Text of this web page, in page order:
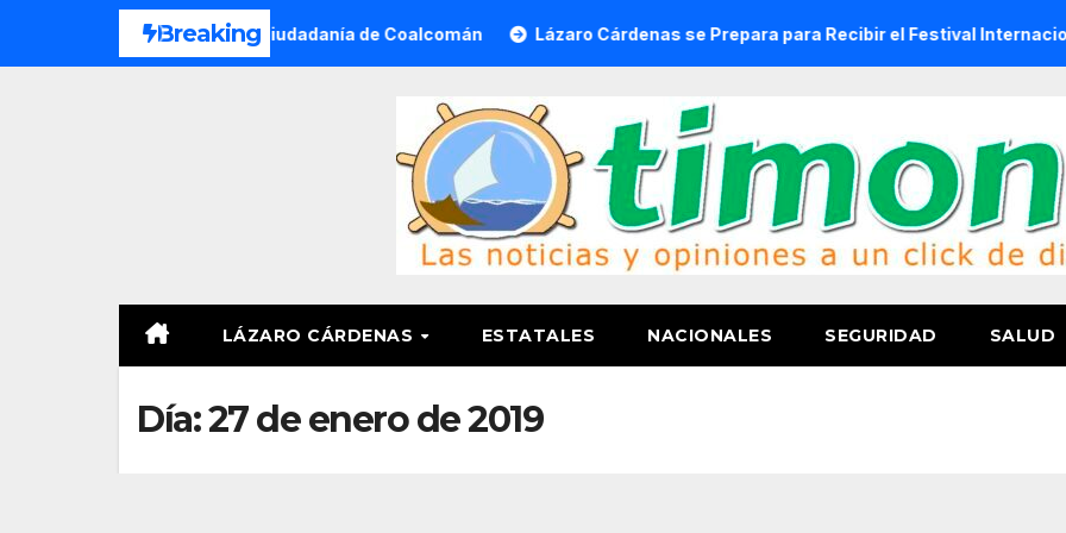
Breaking
a Víctimas y Ciudadanía de Coalcomán Lázaro Cárdenas se Prepara para Recibir el Festival Internacional de
LÁZARO CÁRDENAS ESTATALES NACIONALES SEGURIDAD SALUD
Día:27 de enero de 2019